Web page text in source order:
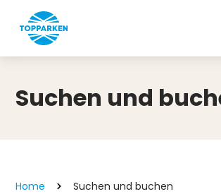
Suchen und
Home Suchen und buchen